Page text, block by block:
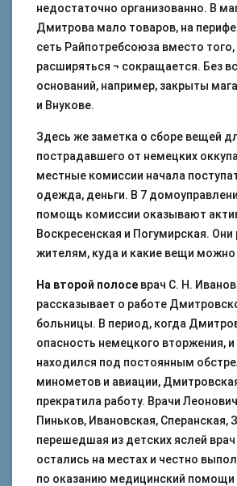
недостаточно организованно. В
Дмитрова мало товаров, на
сеть Райпотребсоюза вместо
расширяться ¬ сокращается. Без
оснований, например, закрыты
и Внукове.
Здесь же заметка о сборе вещей
пострадавшего от немецких
местные комиссии начала
одежда, деньги. В 7
помощь комиссии оказывают
Воскресенская и Погумирская.
жителям, куда и какие вещи можно
На второй полосе врач С. Н.
рассказывает о работе
больницы. В период, когда
опасность немецкого вторжения, и
находился под постоянным
минометов и авиации,
прекратила работу. Врачи
Пиньков, Ивановская, Сперанская,
перешедшая из детских яслей
остались на местах и честно
по оказанию медицинский